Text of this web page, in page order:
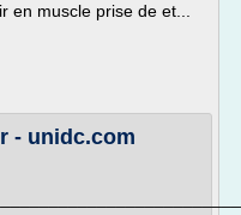
en muscle prise de et...
- unidc.com